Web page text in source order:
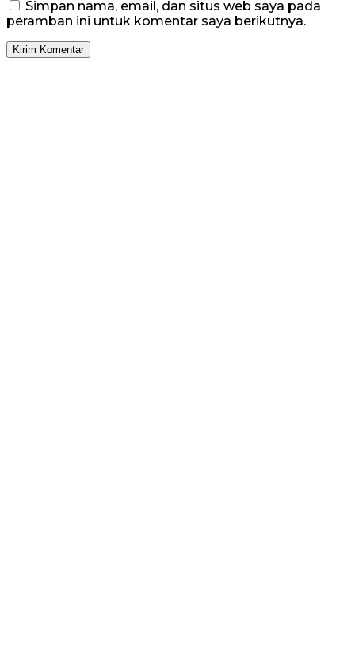
Simpan nama, email, dan situs web saya pada
peramban ini untuk komentar saya berikutnya.